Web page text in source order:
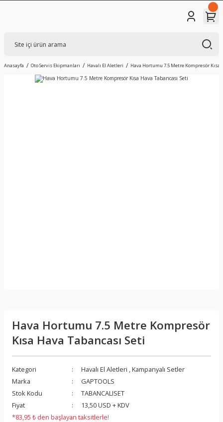
Anasayfa Oto Servis Ekipmanları Havalı El Aletleri Hava Hortumu 7.5 Metre Kompresör Kısa
Hava Hortumu 7.5 Metre Kompresör
Kısa Hava Tabancası Seti
Kategori Havalı El Aletleri ,Kampanyalı Setler
Marka
GAPTOOLS
Stok Kodu
TABANCALISET
Fiyat
13,50 USD + KDV
*83,95 ₺ den başlayan taksitlerle!